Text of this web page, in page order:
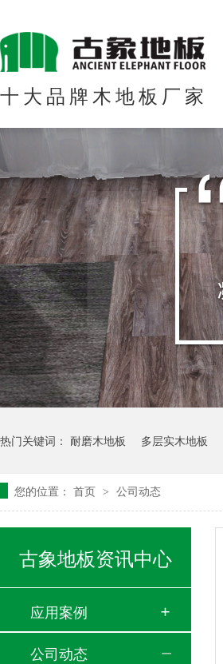
十大品牌木地板厂家
热门关键词： 耐磨木地板 多层实木地板
您的位置： 首页 > 公司动态
古象地板资讯中心
应用案例
公司动态